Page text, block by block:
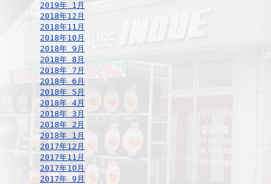
2019年 1月
2018年12月
2018年11月
2018年10月
2018年 9月
2018年 8月
2018年 7月
2018年 6月
2018年 5月
2018年 4月
2018年 3月
2018年 2月
2018年 1月
2017年12月
2017年11月
2017年10月
2017年 9月